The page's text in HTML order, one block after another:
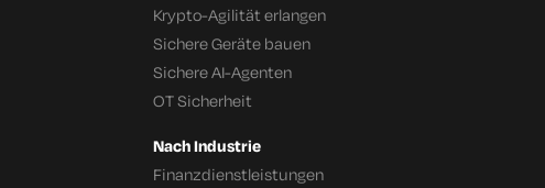
Krypto-Agilität erlangen
Sichere Geräte bauen
Sichere AI-Agenten
OT Sicherheit
Nach Industrie
Finanzdienstleistungen